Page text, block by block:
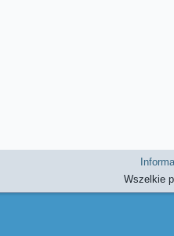
Wszelkie